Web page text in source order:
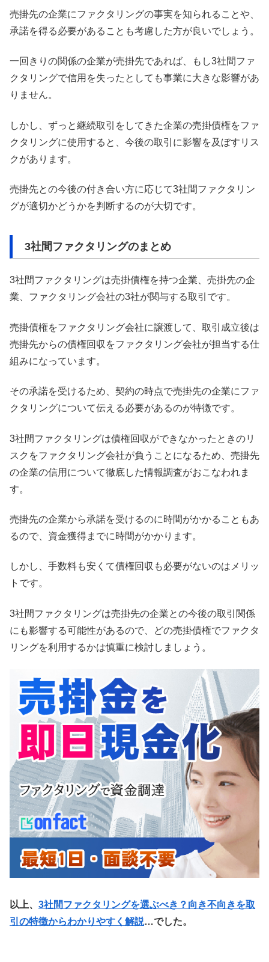
売掛先の企業にファクタリングの事実を知られることや、
承諾を得る必要があることも考慮した方が良いでしょう。
一回きりの関係の企業が売掛先であれば、もし3社間ファ
クタリングで信用を失ったとしても事業に大きな影響があ
りません。
しかし、ずっと継続取引をしてきた企業の売掛債権をファ
クタリングに使用すると、今後の取引に影響を及ぼすリス
クがあります。
売掛先との今後の付き合い方に応じて3社間ファクタリン
グが適切かどうかを判断するのが大切です。
3社間ファクタリングのまとめ
3社間ファクタリングは売掛債権を持つ企業、売掛先の企
業、ファクタリング会社の3社が関与する取引です。
売掛債権をファクタリング会社に譲渡して、取引成立後は
売掛先からの債権回収をファクタリング会社が担当する仕
組みになっています。
その承諾を受けるため、契約の時点で売掛先の企業にファ
クタリングについて伝える必要があるのが特徴です。
3社間ファクタリングは債権回収ができなかったときのリ
スクをファクタリング会社が負うことになるため、売掛先
の企業の信用について徹底した情報調査がおこなわれま
す。
売掛先の企業から承諾を受けるのに時間がかかることもあ
るので、資金獲得までに時間がかかります。
しかし、手数料も安くて債権回収も必要がないのはメリッ
トです。
3社間ファクタリングは売掛先の企業との今後の取引関係
にも影響する可能性があるので、どの売掛債権でファクタ
リングを利用するかは慎重に検討しましょう。
以上、 3社間ファクタリングを選ぶべき？向き不向きを取
引の特徴からわかりやすく解説…でした。